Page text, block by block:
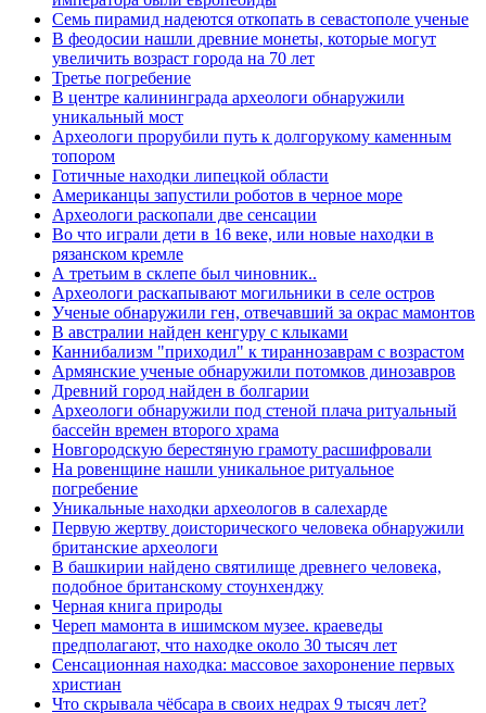
Семь пирамид надеются откопать в севастополе ученые
В феодосии нашли древние монеты, которые могут
увеличить возраст города на 70 лет
Третье погребение
В центре калининграда археологи обнаружили
уникальный мост
Археологи прорубили путь к долгорукому каменным
топором
Готичные находки липецкой области
Американцы запустили роботов в черное море
Археологи раскопали две сенсации
Во что играли дети в 16 веке, или новые находки в
рязанском кремле
А третьим в склепе был чиновник..
Археологи раскапывают могильники в селе остров
Ученые обнаружили ген, отвечавший за окрас мамонтов
В австралии найден кенгуру с клыками
Каннибализм "приходил" к тираннозаврам с возрастом
Армянские ученые обнаружили потомков динозавров
Древний город найден в болгарии
Археологи обнаружили под стеной плача ритуальный
бассейн времен второго храма
Новгородскую берестяную грамоту расшифровали
На ровенщине нашли уникальное ритуальное
погребение
Уникальные находки археологов в салехарде
Первую жертву доисторического человека обнаружили
британские археологи
В башкирии найдено святилище древнего человека,
подобное британскому стоунхенджу
Черная книга природы
Череп мамонта в ишимском музее. краеведы
предполагают, что находке около 30 тысяч лет
Сенсационная находка: массовое захоронение первых
христиан
Что скрывала чёбсара в своих недрах 9 тысяч лет?